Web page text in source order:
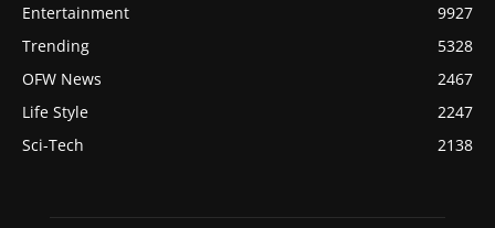
Entertainment
9927
Trending
5328
OFW News
2467
Life Style
2247
Sci-Tech
2138